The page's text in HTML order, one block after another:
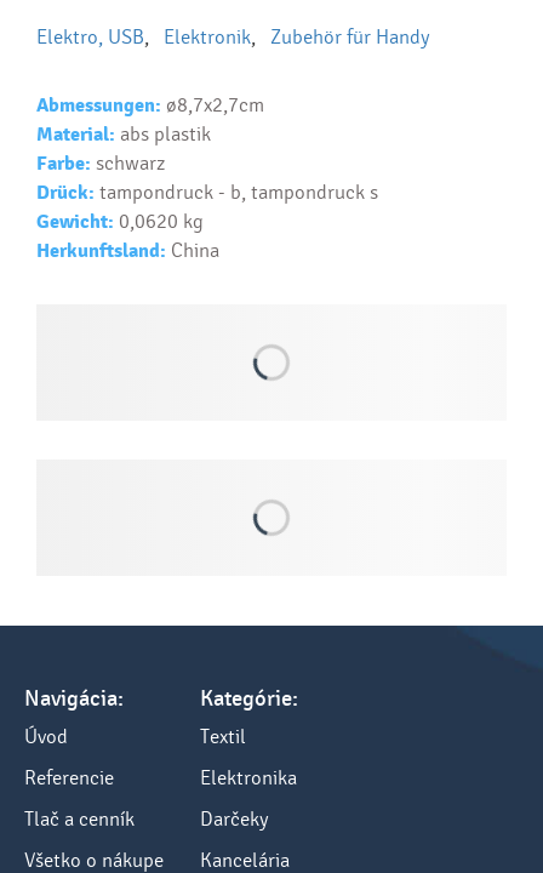
Ako realizujete potlač na reklamné premedy?
Ako si vybrať správny predmet?
Text...
Elektro, USB Elektronik Zubehör für Handy
Abmessungen: ø8,7x2,7cm
Material: abs plastik
Farbe: schwarz
Drück: tampondruck - b, tampondruck s
Gewicht: 0,0620 kg
Herkunftsland: China
Navigácia:
Úvod
Referencie
Tlač a cenník
Všetko o nákupe
Kategórie:
Textil
Elektronika
Darčeky
Kancelária